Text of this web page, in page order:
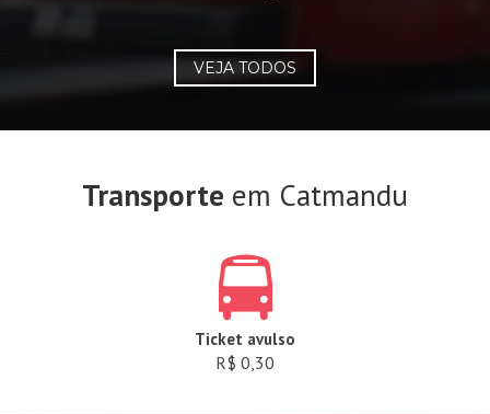
VEJA TODOS
Transporte em Catmandu
Ticket avulso
R$ 0,30